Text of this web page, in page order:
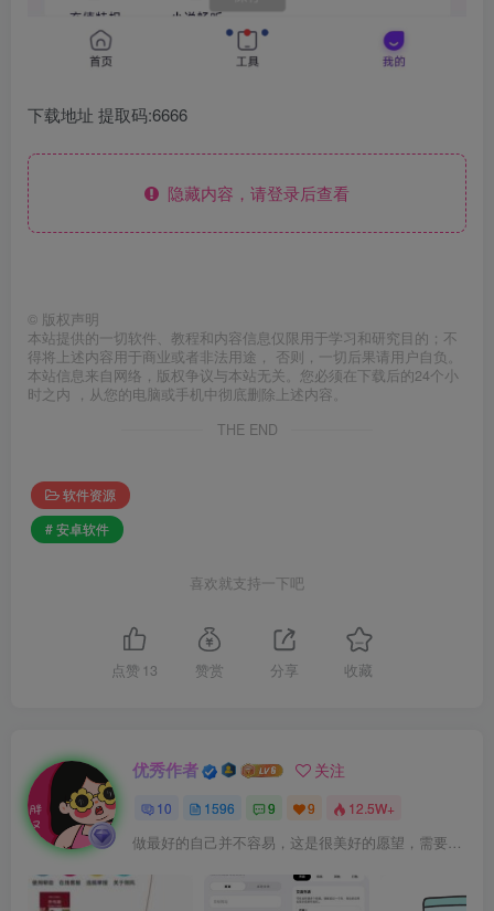
下载地址 提取码:6666
隐藏内容，请登录后查看
© 版权声明
本站提供的一切软件、教程和内容信息仅限用于学习和研究目的；不
得将上述内容用于商业或者非法用途， 否则，一切后果请用户自负。
本站信息来自网络，版权争议与本站无关。您必须在下载后的24个小
时之内 ，从您的电脑或手机中彻底删除上述内容。
THE END
软件资源
# 安卓软件
喜欢就支持一下吧
点赞 13 赞赏 分享 收藏
优秀作者 关注
10 1596 9 9 12.5W+
做最好的自己并不容易，这是很美好的愿望，需要耐心、坚持和毅力